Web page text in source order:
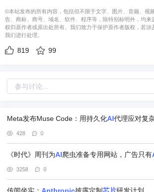
©本站发布的所有内容，包括但不限于文字、图片、音频、视
告、商标、商号、域名、软件、程序等，除特别标明外，均来
权归原作者或原出处所有。我们致力于保护原作者版权，若涉
我们进行处理。
819 99
Meta发布Muse Code：用持久化AI代理应对复
428 0
《时代》周刊为AI爬虫准备专用网站，广告只有
3258 0